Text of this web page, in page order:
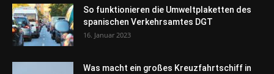
So funktionieren die Umweltplaketten des
spanischen Verkehrsamtes DGT
16. Januar 2023
Was macht ein großes Kreuzfahrtschiff in